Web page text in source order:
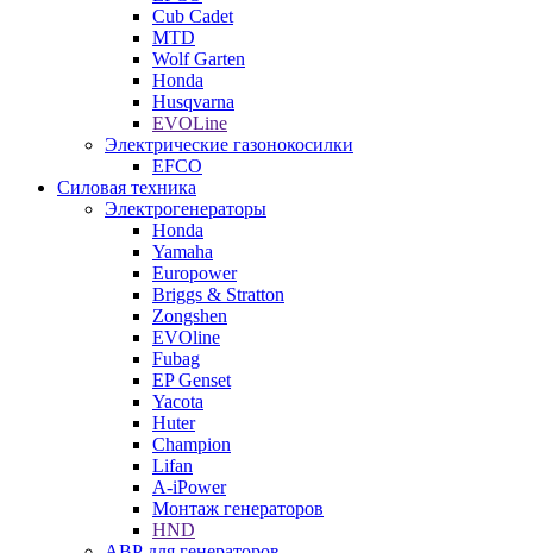
Cub Cadet
MTD
Wolf Garten
Honda
Husqvarna
EVOLine
Электрические газонокосилки
EFCO
Силовая техника
Электрогенераторы
Honda
Yamaha
Europower
Briggs & Stratton
Zongshen
EVOline
Fubag
EP Genset
Yacota
Huter
Champion
Lifan
A-iPower
Монтаж генераторов
HND